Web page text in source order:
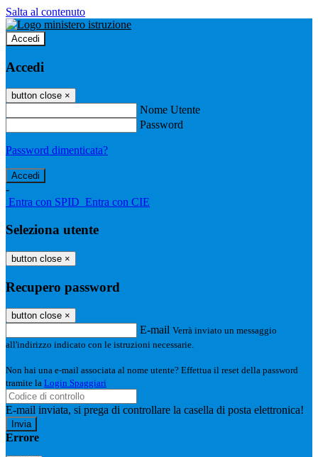
Salta al contenuto
Accedi
Accedi
button close ×
Nome Utente
Password
Password dimenticata?
-
Entra con SPID Entra con CIE
Seleziona utente
button close ×
Recupero password
button close ×
E-mail Verrà inviato un messaggio
all'indirizzo indicato con le istruzioni necessarie.
Non hai una e-mail associata al nome utente? Effettua il reset della password
tramite la Login Spaggiari
E-mail inviata, si prega di controllare la casella di posta elettronica!
Errore